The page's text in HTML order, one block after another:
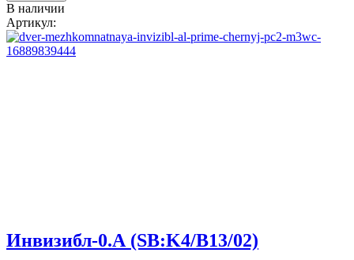
В наличии
Артикул:
Инвизибл-0.А (SB:K4/В13/02)